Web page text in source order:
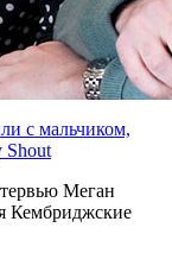
с мальчиком,
Shout
Меган
Кембриджские